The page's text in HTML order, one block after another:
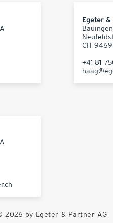
Egeter &
CH-
+41 81
2026 by Egeter & Partner AG